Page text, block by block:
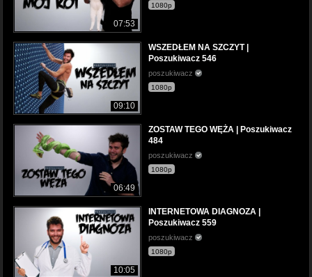
07:53
1080p
09:10
WSZEDŁEM NA SZCZYT |
Poszukiwacz 546
poszukiwacz
1080p
06:49
ZOSTAW TEGO WĘŻA | Poszukiwacz
484
poszukiwacz
1080p
10:05
INTERNETOWA DIAGNOZA |
Poszukiwacz 559
poszukiwacz
1080p